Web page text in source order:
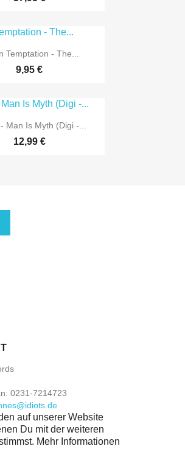
 Vorschau
Temptation - The...
9,95 €
 Vorschau
Man Is Myth (Digi -...
12,99 €
0231-7214723
auf unserer Website
Du mit der weiteren
Mehr Informationen